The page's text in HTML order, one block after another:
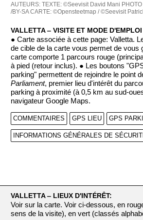
AUTEURS:TEXTE: ©Seevisit David Mani
/BY-SA CARTE: ©Opensteetmap / ©Seevisit
VALLETTA ‒ VISITE ET MODE D'EMPLOI
● Carte associée à cette page: Valletta.
de cible de la carte vous permet de vous
carte comporte 1 parcours rouge
à pied (retour inclus). ● Les boutons
parking" permettent de rejoindre le point
Parliament, premier lieu d'intérêt du
parking à proximité (à 0,5 km au sud-
navigateur Google Maps.
COMMENTAIRES GPS LIEU GPS
INFORMATIONS GÉNÉRALES DE
VALLETTA ‒ LIEUX D'INTÉRÊT:
Voir sur la carte. Voir ci-dessous, en
sens de la visite), en vert (classés